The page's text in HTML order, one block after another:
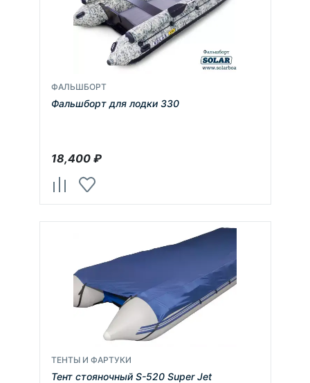
ФАЛЬШБОРТ
Фальшборт для лодки 330
18,400₽
ТЕНТЫ И ФАРТУКИ
Тент стояночный S-520 Super Jet